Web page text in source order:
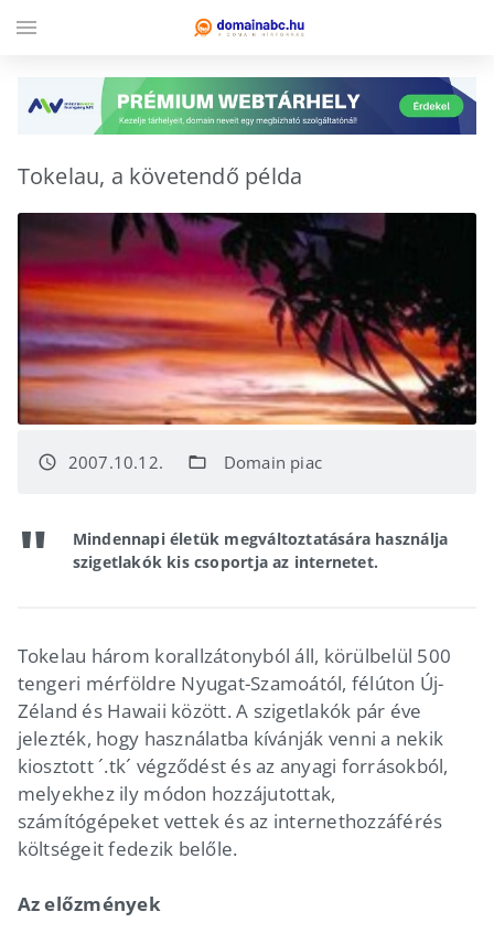
Tokelau, a követendő példa
access_time 2007.10.12. folder_open Domain piac
Mindennapi életük megváltoztatására használja
szigetlakók kis csoportja az internetet.
Tokelau három korallzátonyból áll, körülbelül 500
tengeri mérföldre Nyugat-Szamoától, félúton Új-
Zéland és Hawaii között. A szigetlakók pár éve
jelezték, hogy használatba kívánják venni a nekik
kiosztott ´.tk´ végződést és az anyagi forrásokból,
melyekhez ily módon hozzájutottak,
számítógépeket vettek és az internethozzáférés
költségeit fedezik belőle.
Az előzmények
menu